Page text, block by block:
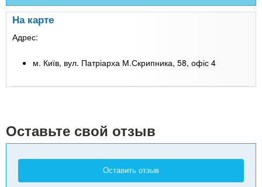
На карте
Адрес:
м. Київ, вул. Патріарха М.Скрипника, 58, офіс 4
Оставьте свой отзыв
Оставить отзыв